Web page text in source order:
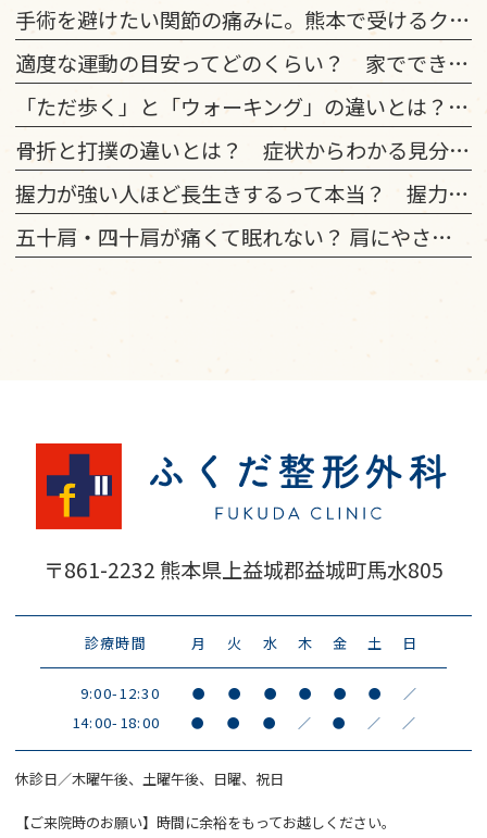
手術を避けたい関節の痛みに。熊本で受けるクーリーフ治療とは
適度な運動の目安ってどのくらい？ 家でできる筋トレと健康効果
「ただ歩く」と「ウォーキング」の違いとは？ 健康に効果的な歩き方のコツ
骨折と打撲の違いとは？ 症状からわかる見分け方と受診の判断
握力が強い人ほど長生きするって本当？ 握力の平均と鍛え方
五十肩・四十肩が痛くて眠れない？ 肩にやさしい寝る姿勢のコツ
〒861-2232 熊本県上益城郡益城町馬水805
診療時間 月 火 水 木 金 土 日
9:00-12:30 ● ● ● ● ● ● ／
14:00-18:00 ● ● ● ／ ● ／ ／
休診日／木曜午後、土曜午後、日曜、祝日
【ご来院時のお願い】時間に余裕をもってお越しください。